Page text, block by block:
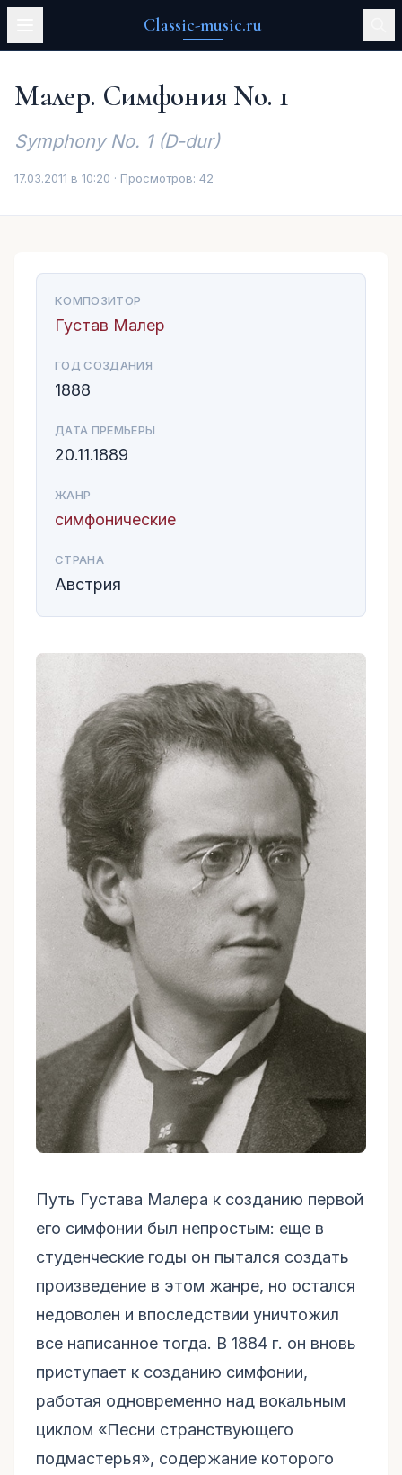
Classic-music.ru
Малер. Симфония No. 1
Symphony No. 1 (D-dur)
17.03.2011 в 10:20 · Просмотров: 42
КОМПОЗИТОР
Густав Малер
ГОД СОЗДАНИЯ
1888
ДАТА ПРЕМЬЕРЫ
20.11.1889
ЖАНР
симфонические
СТРАНА
Австрия
Путь Густава Малера к созданию первой
его симфонии был непростым: еще в
студенческие годы он пытался создать
произведение в этом жанре, но остался
недоволен и впоследствии уничтожил
все написанное тогда. В 1884 г. он вновь
приступает к созданию симфонии,
работая одновременно над вокальным
циклом «Песни странствующего
подмастерья», содержание которого